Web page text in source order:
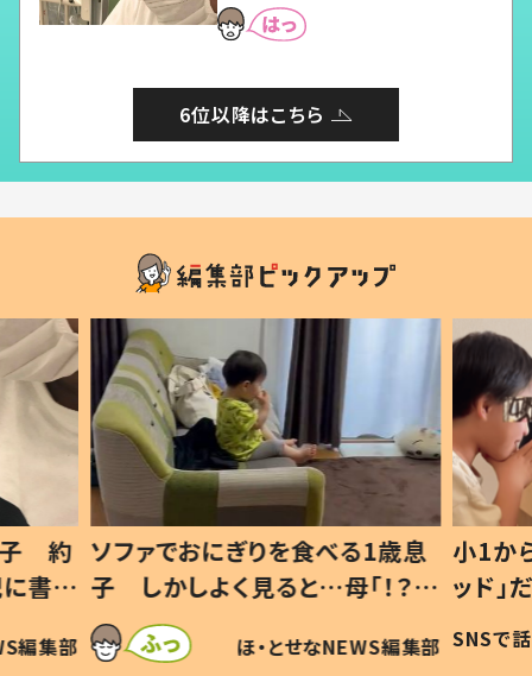
6位以降はこちら
歳息
？」
編集部
小1から不登校、息子は「ギフテ
ッド」だった 父が“ウチ給食”を
作り続ける理由とは #令和の親
#令和の子
SNSで話題 ほ・とせなNEWS編集部
ひ孫
が、抱
「涙
い」